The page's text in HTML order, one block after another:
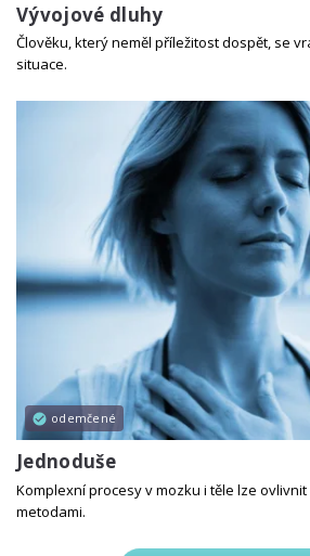
Vývojové dluhy
Člověku, který neměl příležitost dospět, se
situace.
odemčené
Jednoduše
Komplexní procesy v mozku i těle lze
metodami.